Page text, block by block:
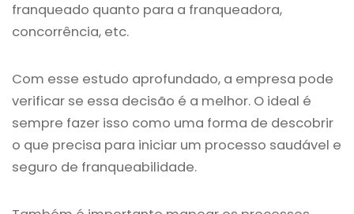
franqueado quanto para a franqueadora,
concorrência, etc.
Com esse estudo aprofundado, a empresa pode
verificar se essa decisão é a melhor. O ideal é
sempre fazer isso como uma forma de descobrir
o que precisa para iniciar um processo saudável e
seguro de franqueabilidade.